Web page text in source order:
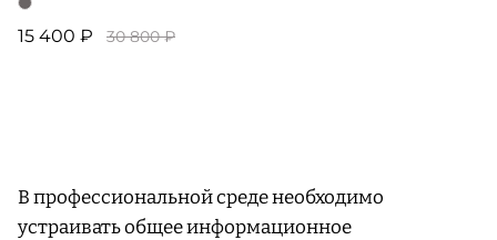
15 400 ₽ 30 800 ₽
В профессиональной среде необходимо
устраивать общее информационное